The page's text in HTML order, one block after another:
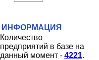
ИНФОРМАЦИЯ
Количество
предприятий в базе на
данный момент - 4221.